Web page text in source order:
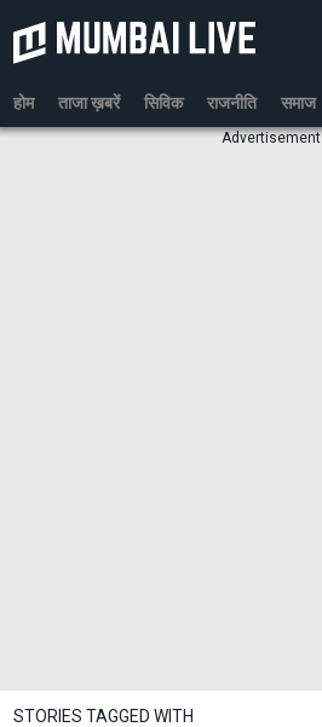
होम ताजा ख़बरें सिविक राजनीति समाज
Advertisement
STORIES TAGGED WITH